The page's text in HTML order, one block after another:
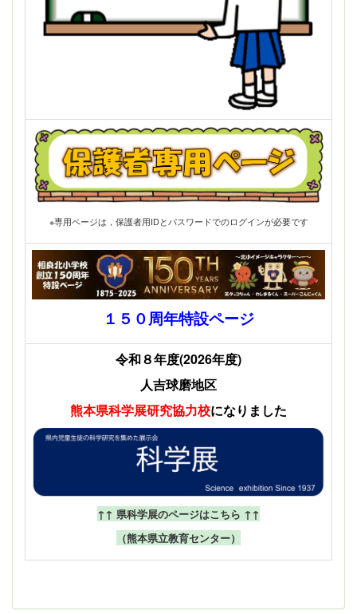
※専用ページは，保護者用IDとパスワードでのログインが必要です
１５０周年特設ページ
令和８年度(2026年度)
人吉球磨地区
熊本県科学展研究協力校になりました
↑↑ 県科学展のページはこちら ↑↑
（熊本県立教育センター）